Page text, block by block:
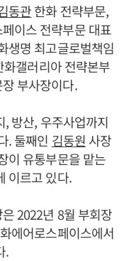
동관한화 전략부문,
이스 전략부문 대표
생명 최고글로벌책임
화갤러리아 전략본부
부사장이다.
방산, 우주사업까지
. 둘째인 김동원 사장
이 유통부문을 맡는
이르고 있다.
2022년 8월 부회장
에어로스페이스에서
.